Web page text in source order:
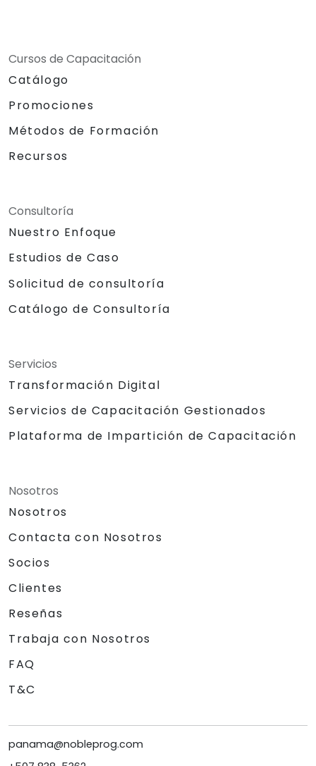
Cursos de Capacitación
Catálogo
Promociones
Métodos de Formación
Recursos
Consultoría
Nuestro Enfoque
Estudios de Caso
Solicitud de consultoría
Catálogo de Consultoría
Servicios
Transformación Digital
Servicios de Capacitación Gestionados
Plataforma de Impartición de Capacitación
Nosotros
Nosotros
Contacta con Nosotros
Socios
Clientes
Reseñas
Trabaja con Nosotros
FAQ
T&C
panama@nobleprog.com